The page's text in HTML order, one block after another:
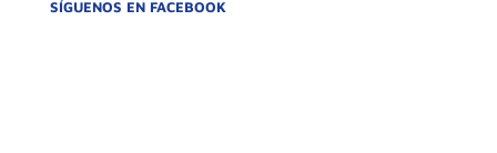
SÍGUENOS EN FACEBOOK